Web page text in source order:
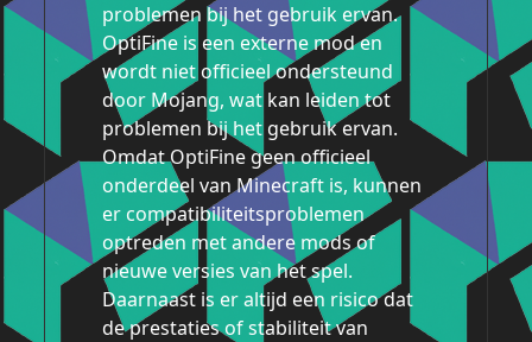
problemen bij het gebruik ervan.
OptiFine is een externe mod en
wordt niet officieel ondersteund
door Mojang, wat kan leiden tot
problemen bij het gebruik ervan.
Omdat OptiFine geen officieel
onderdeel van Minecraft is, kunnen
er compatibiliteitsproblemen
optreden met andere mods of
nieuwe versies van het spel.
Daarnaast is er altijd een risico dat
de prestaties of stabiliteit van